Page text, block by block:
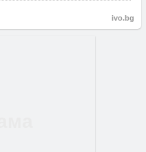
ivo.bg